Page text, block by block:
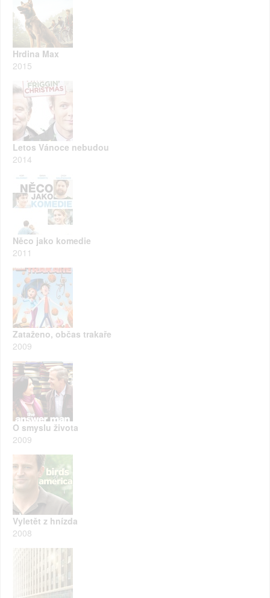
Hrdina Max
2015
Letos Vánoce nebudou
2014
Něco jako komedie
2011
Zataženo, občas trakaře
2009
O smyslu života
2009
Vyletět z hnízda
2008